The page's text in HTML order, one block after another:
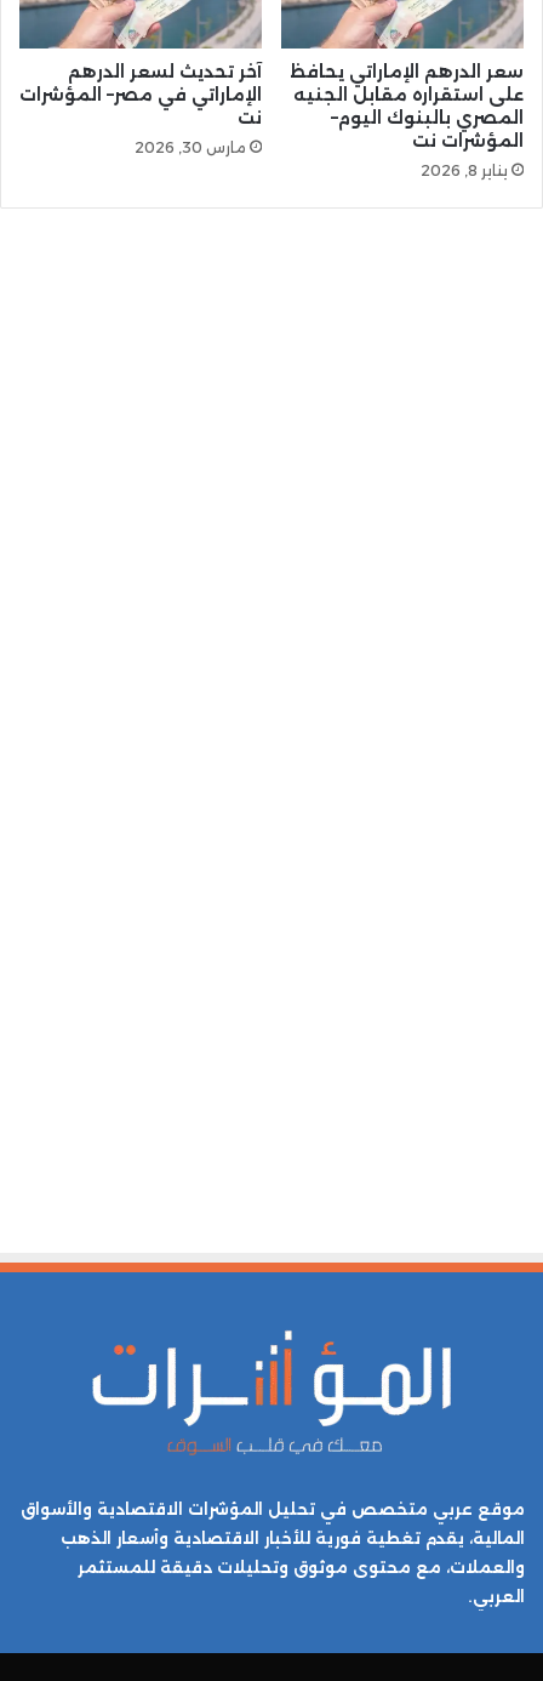
سعر الدرهم الإماراتي يحافظ
على استقراره مقابل الجنيه
المصري بالبنوك اليوم–
المؤشرات نت
يناير 8, 2026
آخر تحديث لسعر الدرهم
الإماراتي في مصر– المؤشرات
نت
مارس 30, 2026
موقع عربي متخصص في تحليل المؤشرات الاقتصادية والأسواق
المالية، يقدم تغطية فورية للأخبار الاقتصادية وأسعار الذهب
والعملات، مع محتوى موثوق وتحليلات دقيقة للمستثمر
العربي.